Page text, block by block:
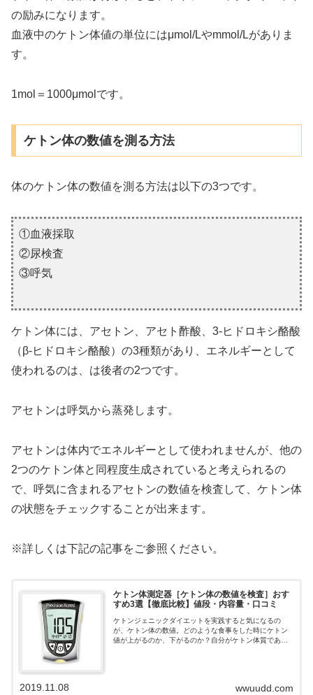
の励みになります。
血液中のケトン体値の単位にはμmol/Lやmmol/Lがありま
す。
1mol＝1000μmolです。
ケトン体の数値を測る方法
体のケトン体の数値を測る方法は以下の3つです。
①血液採取
②尿検査
③呼気
ケトン体には、アセトン、アセト酢酸、3-ヒドロキシ酪酸
（β-ヒドロキシ酪酸）の3種類があり、エネルギーとして
使われるのは、は後者の2つです。
アセトンは呼気から蒸発します。
アセトンは体内でエネルギーとして使われませんが、他の
2つのケトン体と同程度生成されていると考えられるの
で、呼気に含まれるアセトンの数値を検査して、ケトン体
の状態をチェックすることが出来ます。
※詳しくは下記の記事をご参照ください。
ケトン体測定器［ケトン体の数値を検査］おす
すめ3選【徹底比較】値段・内容量・口コミ
ケトンジェニックダイエットを実践すると気になるの
が、ケトン体の数値。どのような食事をした時にケトン
値が上がるのか、下がるのか？自分がケトン体質である
wwuudd.com
2019.11.08